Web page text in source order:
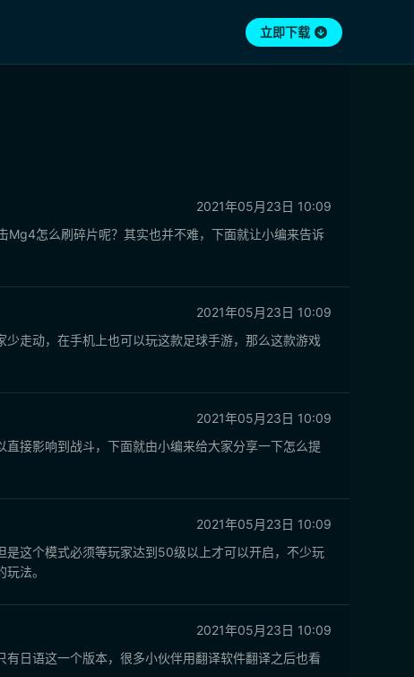
立即下载
2021年05月23日 10:09
Mg4怎么刷碎片呢？其实也并不难，下面就让小编来告诉
2021年05月23日 10:09
走动，在手机上也可以玩这款足球手游，那么这款游戏
2021年05月23日 10:09
接影响到战斗，下面就由小编来给大家分享一下怎么提
2021年05月23日 10:09
这个模式必须等玩家达到50级以上才可以开启，不少玩
法。
2021年05月23日 10:09
日语这一个版本，很多小伙伴用翻译软件翻译之后也看